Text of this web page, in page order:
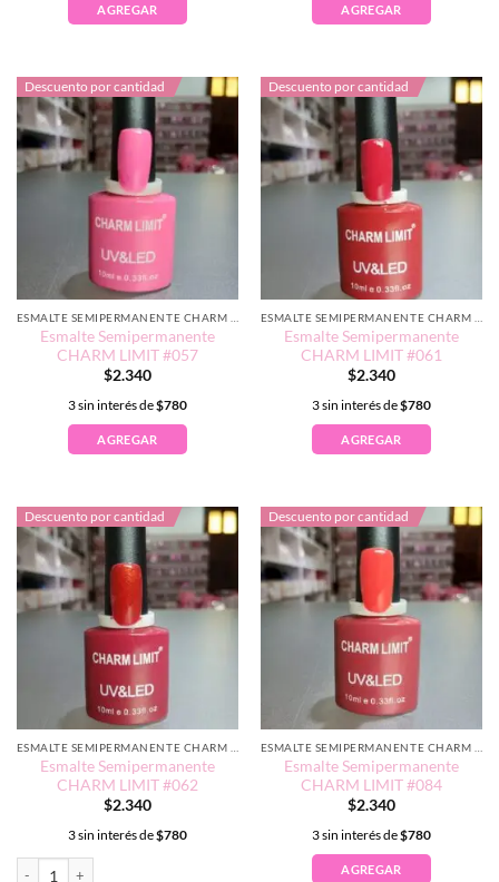
AGREGAR AGREGAR
Descuento por cantidad
Esmalte Semipermanente
CHARM LIMIT #057
$2.340
3 sin interés de$780
AGREGAR
Descuento por cantidad
Esmalte Semipermanente
CHARM LIMIT #061
$2.340
3 sin interés de$780
AGREGAR
Descuento por cantidad
Esmalte Semipermanente
CHARM LIMIT #062
$2.340
3 sin interés de$780
Esmalte Semipermanente CHARM LIMIT #062 cantidad
Descuento por cantidad
Esmalte Semipermanente
CHARM LIMIT #084
$2.340
3 sin interés de$780
AGREGAR